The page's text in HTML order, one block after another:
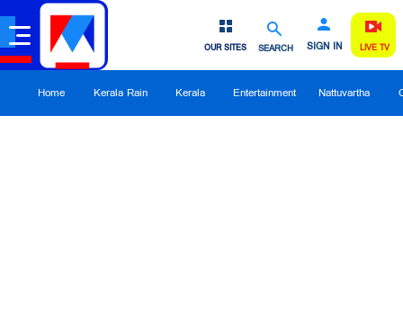
SEARCH SIGN IN
OUR SITES LIVE TV
Home Kerala Rain Kerala Entertainment Nattuvartha